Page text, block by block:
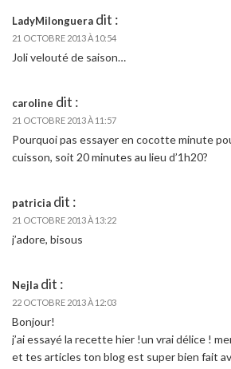
LadyMilonguera dit :
21 OCTOBRE 2013 À 10:54
Joli velouté de saison…
caroline dit :
21 OCTOBRE 2013 À 11:57
Pourquoi pas essayer en cocotte minute
cuisson, soit 20 minutes au lieu d’1h20?
patricia dit :
21 OCTOBRE 2013 À 13:22
j’adore, bisous
Nejla dit :
22 OCTOBRE 2013 À 12:03
Bonjour!
j’ai essayé la recette hier !un vrai délice !
et tes articles ton blog est super bien fait